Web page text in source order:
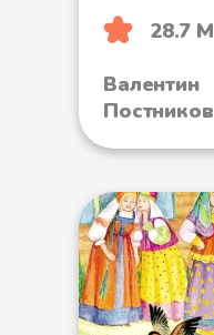
28.7 М
Валентин
Постников